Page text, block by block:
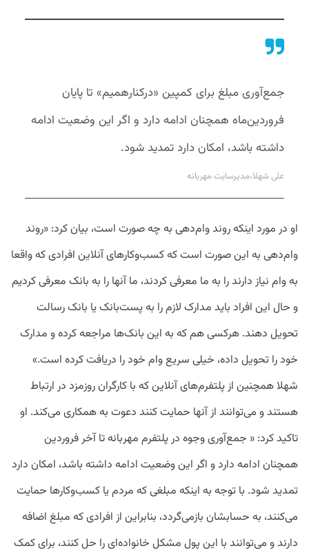
جمع‌آوری مبلغ برای کمپین «درکنارهمیم» تا پایان
فروردین‌ماه همچنان ادامه دارد و اگر این وضعیت ادامه
داشته باشد، امکان دارد تمدید شود.
علی شهلا،مدیرسایت مهربانه
او در مورد اینکه روند وام‌دهی به چه صورت است، بیان کرد: «روند
وام‌دهی به این صورت است که کسب‌وکارهای آنلاین افرادی که واقعا
به وام نیاز دارند را به ما معرفی کردند، ما آنها را به بانک معرفی کردیم
و حال این افراد باید مدارک لازم را به پست‌بانک یا بانک رسالت
تحویل دهند. هرکسی هم که به این بانک‌ها مراجعه کرده و مدارک
خود را تحویل داده، خیلی سریع وام خود را دریافت کرده است.»
شهلا همچنین از پلتفرم‌های آنلاین که با کارگران روزمزد در ارتباط
هستند و می‌توانند از آنها حمایت کنند دعوت به همکاری می‌کند. او
تاکید کرد: « جمع‌آوری وجوه در پلتفرم مهربانه تا آخر فروردین
همچنان ادامه دارد و اگر این وضعیت ادامه داشته باشد، امکان دارد
تمدید شود. با توجه به اینکه مبلغی که مردم یا کسب‌وکارها حمایت
می‌کنند، به حسابشان بازمی‌گردد، بنابراین از افرادی که مبلغ اضافه
دارند و می‌توانند با این پول مشکل خانواده‌ای را حل کنند، برای کمک